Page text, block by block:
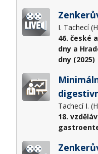
I. Tachecí
46. české
dny a
dny (2025)
Tachecí I.
18.